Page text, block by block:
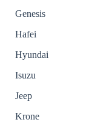
Genesis
Hafei
Hyundai
Isuzu
Jeep
Krone